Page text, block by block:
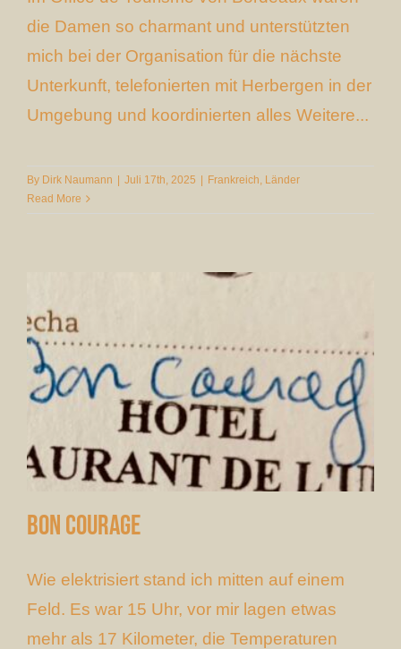
die Damen so charmant und unterstützten
mich bei der Organisation für die nächste
Unterkunft, telefonierten mit Herbergen in der
Umgebung und koordinierten alles Weitere...
By Dirk Naumann | Juli 17th, 2025 | Frankreich, Länder
Read More
Bon Courage
Wie elektrisiert stand ich mitten auf einem
Feld. Es war 15 Uhr, vor mir lagen etwas
mehr als 17 Kilometer, die Temperaturen